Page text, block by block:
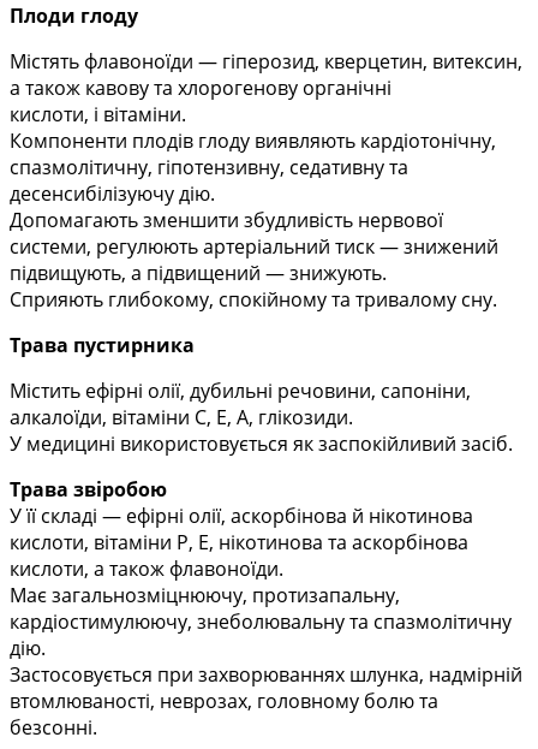
Плоди глоду
Містять флавоноїди — гіперозид, кверцетин, витексин,
а також кавову та хлорогенову органічні
кислоти, і вітаміни.
Компоненти плодів глоду виявляють кардіотонічну,
спазмолітичну, гіпотензивну, седативну та
десенсибілізуючу дію.
Допомагають зменшити збудливість нервової
системи, регулюють артеріальний тиск — знижений
підвищують, а підвищений — знижують.
Сприяють глибокому, спокійному та тривалому сну.
Трава пустирника
Містить ефірні олії, дубильні речовини, сапоніни,
алкалоїди, вітаміни С, Е, А, глікозиди.
У медицині використовується як заспокійливий засіб.
Трава звіробою
У її складі — ефірні олії, аскорбінова й нікотинова
кислоти, вітаміни Р, Е, нікотинова та аскорбінова
кислоти, а також флавоноїди.
Має загальнозміцнюючу, протизапальну,
кардіостимулюючу, знеболювальну та спазмолітичну
дію.
Застосовується при захворюваннях шлунка, надмірній
втомлюваності, неврозах, головному болю та
безсонні.